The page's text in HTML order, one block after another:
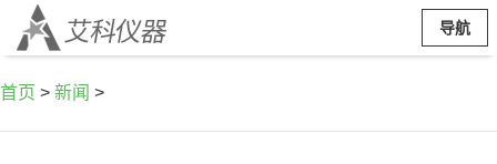
导航
首页 > 新闻 >